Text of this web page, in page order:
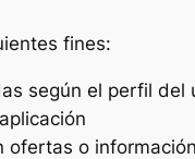
fines:
según el perfil del
ofertas o